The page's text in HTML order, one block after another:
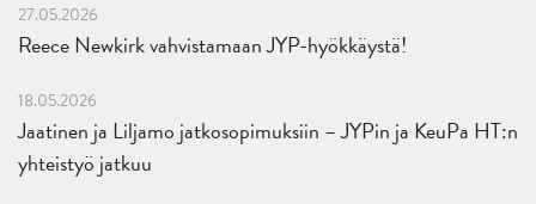
27.05.2026
Reece Newkirk vahvistamaan JYP-hyökkäystä!
18.05.2026
Jaatinen ja Liljamo jatkosopimuksiin – JYPin ja KeuPa HT:n
yhteistyö jatkuu